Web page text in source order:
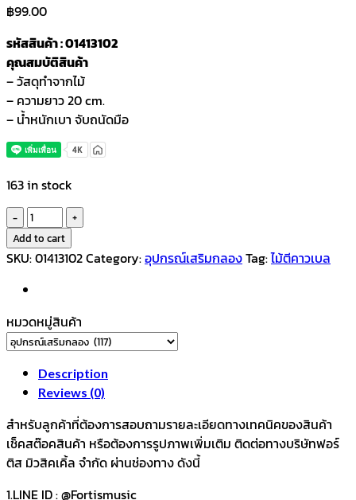
฿99.00
รหัสสินค้า : 01413102
คุณสมบัติสินค้า
– วัสดุทำจากไม้
– ความยาว 20 cm.
– น้ำหนักเบา จับถนัดมือ
163 in stock
ไม้
ตี
คาว
ไม้
quantity
Add to cart
SKU:01413102Category:อุปกรณ์เสริมกลองTag:ไม้ตีคาวเบล
หมวดหมู่สินค้า
Description
Reviews (0)
สำหรับลูกค้าที่ต้องการสอบถามรายละเอียดทางเทคนิคของสินค้า
เช็คสต๊อคสินค้า หรือต้องการรูปภาพเพิ่มเติม ติดต่อทางบริษัทฟอร์
ติส มิวสิคเคิ้ล จำกัด ผ่านช่องทาง ดังนี้
1.LINE ID : @Fortismusic